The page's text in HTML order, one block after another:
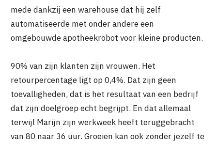
mede dankzij een warehouse dat hij zelf
automatiseerde met onder andere een
omgebouwde apotheekrobot voor kleine producten.
90% van zijn klanten zijn vrouwen. Het
retourpercentage ligt op 0,4%. Dat zijn geen
toevalligheden, dat is het resultaat van een bedrijf
dat zijn doelgroep echt begrijpt. En dat allemaal
terwijl Marijn zijn werkweek heeft teruggebracht
van 80 naar 36 uur. Groeien kan ook zonder jezelf te